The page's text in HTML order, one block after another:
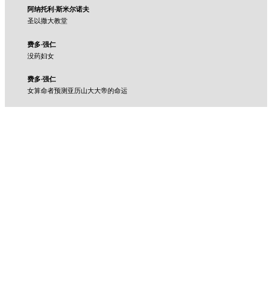
阿纳托利·斯米尔诺夫
圣以撒大教堂
费多·强仁
没药妇女
费多·强仁
女算命者预测亚历山大大帝的命运